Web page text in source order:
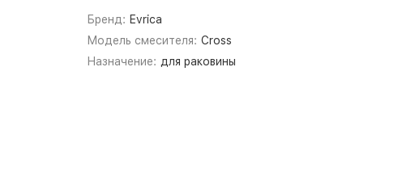
Бренд: Evrica
Модель смесителя: Cross
Назначение: для раковины